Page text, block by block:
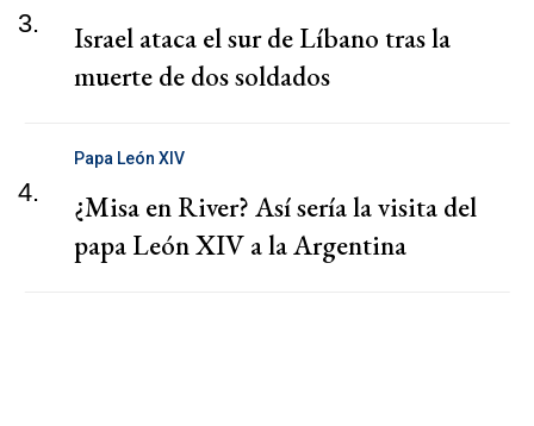
3.
Israel ataca el sur de Líbano tras la
muerte de dos soldados
4.
Papa León XIV
¿Misa en River? Así sería la visita del
papa León XIV a la Argentina